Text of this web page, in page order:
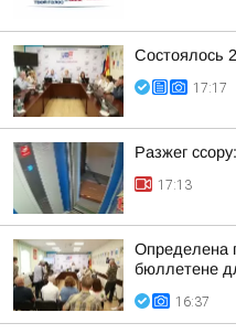
Состоялось
17:17
Разжег
17:13
Определена
бюллетене
16:37